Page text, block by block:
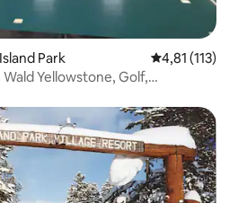
Park
4,81 (113)
Yellowstone, Golf,